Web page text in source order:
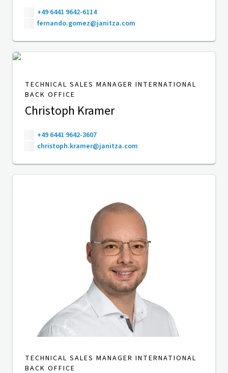
+49 6441 9642-6114
fernando.gomez@janitza.com
TECHNICAL SALES MANAGER INTERNATIONAL
BACK OFFICE
Christoph Kramer
+49 6441 9642-3607
christoph.kramer@janitza.com
TECHNICAL SALES MANAGER INTERNATIONAL
BACK OFFICE